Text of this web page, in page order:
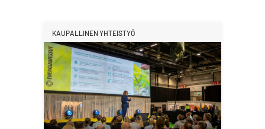
KAUPALLINEN YHTEISTYÖ